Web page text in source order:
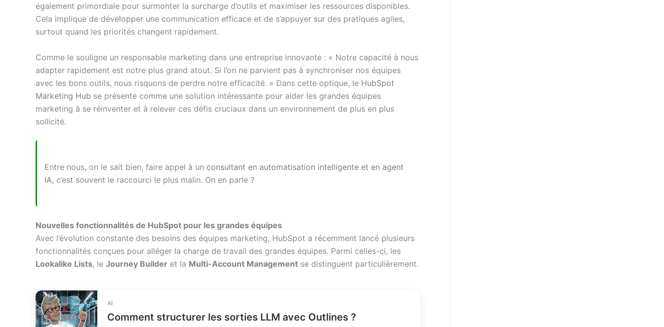
également primordiale pour surmonter la surcharge d’outils et maximiser les ressources disponibles.
Cela implique de développer une communication efficace et de s’appuyer sur des pratiques agiles,
surtout quand les priorités changent rapidement.
Comme le souligne un responsable marketing dans une entreprise innovante : « Notre capacité à nous
adapter rapidement est notre plus grand atout. Si l’on ne parvient pas à synchroniser nos équipes
avec les bons outils, nous risquons de perdre notre efficacité. » Dans cette optique, le HubSpot
Marketing Hub se présente comme une solution intéressante pour aider les grandes équipes
marketing à se réinventer et à relever ces défis cruciaux dans un environnement de plus en plus
sollicité.
Entre nous, on le sait bien, faire appel à un consultant en automatisation intelligente et en agent
IA, c’est souvent le raccourci le plus malin. On en parle ?
Nouvelles fonctionnalités de HubSpot pour les grandes équipes
Avec l’évolution constante des besoins des équipes marketing, HubSpot a récemment lancé plusieurs
fonctionnalités conçues pour alléger la charge de travail des grandes équipes. Parmi celles-ci, les
Lookalike Lists, le Journey Builder et la Multi-Account Management se distinguent particulièrement.
AI
Comment structurer les sorties LLM avec Outlines ?